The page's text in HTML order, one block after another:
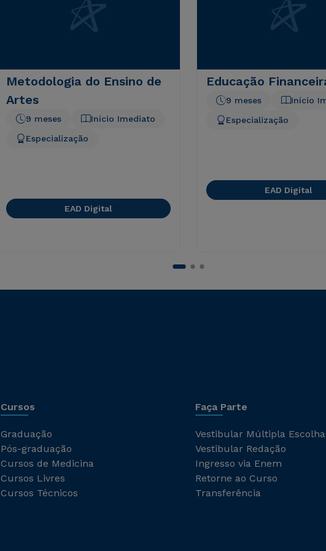
Metodologia do Ensino de
Artes
Início Imediato
9 meses
Especialização
EAD Digital
Educação
Início
9 meses
Especialização
EAD Digital
Cursos
Graduação
Pós-graduação
Cursos de Medicina
Cursos Livres
Cursos Técnicos
Faça Parte
Vestibular Múltipla Escolha
Vestibular Redação
Ingresso via Enem
Retorne ao Curso
Transferência